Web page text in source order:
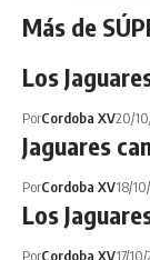
Más de
Los
PorCordoba XV20/
Jaguares
PorCordoba XV18/
Los
PorCordoba XV17/